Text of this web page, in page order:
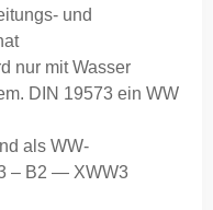
und
nur mit Wasser
DIN 19573 ein WW
als WW-
– B2 — XWW3